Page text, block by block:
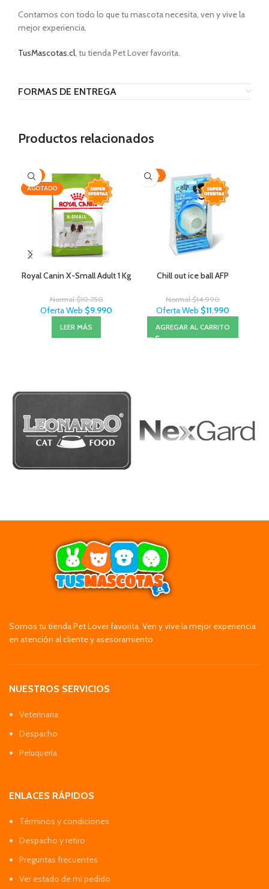
Contamos con todo lo que tu mascota necesita, ven y vive la
mejor experiencia.
TusMascotas.cl, tu tienda Pet Lover favorita.
FORMAS DE ENTREGA
Productos relacionados
-7%
AGOTADO
Royal Canin X-Small Adult 1 Kg
Normal$10.750
Oferta Web $9.990
LEER MÁS
-20%
Chill out ice ball AFP
Normal$14.990
Oferta Web $11.990
AGREGAR AL CARRITO
Somos tu tienda Pet Lover favorita. Ven y vive la mejor experiencia
en atención al cliente y asesoramiento
NUESTROS SERVICIOS
Veterinaria
Despacho
Peluquería
ENLACES RÁPIDOS
Términos y condiciones
Despacho y retiro
Preguntas frecuentes
Ver estado de mi pedido